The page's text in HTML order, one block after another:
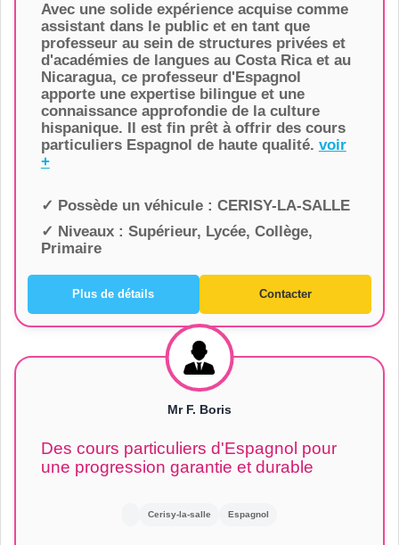
Avec une solide expérience acquise comme
assistant dans le public et en tant que
professeur au sein de structures privées et
d'académies de langues au Costa Rica et au
Nicaragua, ce professeur d'Espagnol
apporte une expertise bilingue et une
connaissance approfondie de la culture
hispanique. Il est fin prêt à offrir des cours
particuliers Espagnol de haute qualité. voir
+
✓ Possède un véhicule : CERISY-LA-SALLE
✓ Niveaux : Supérieur, Lycée, Collège,
Primaire
Plus de détails Contacter
Mr F. Boris
Des cours particuliers d'Espagnol pour
une progression garantie et durable
Cerisy-la-salle Espagnol